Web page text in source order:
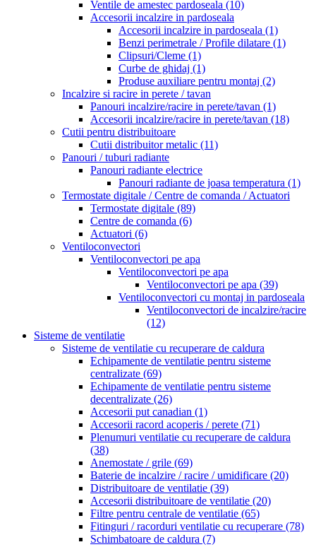
Ventile de amestec pardoseala (10)
Accesorii incalzire in pardoseala
Accesorii incalzire in pardoseala (1)
Benzi perimetrale / Profile dilatare (1)
Clipsuri/Cleme (1)
Curbe de ghidaj (1)
Produse auxiliare pentru montaj (2)
Incalzire si racire in perete / tavan
Panouri incalzire/racire in perete/tavan (1)
Accesorii incalzire/racire in perete/tavan (18)
Cutii pentru distribuitoare
Cutii distribuitor metalic (11)
Panouri / tuburi radiante
Panouri radiante electrice
Panouri radiante de joasa temperatura (1)
Termostate digitale / Centre de comanda / Actuatori
Termostate digitale (89)
Centre de comanda (6)
Actuatori (6)
Ventiloconvectori
Ventiloconvectori pe apa
Ventiloconvectori pe apa
Ventiloconvectori pe apa (39)
Ventiloconvectori cu montaj in pardoseala
Ventiloconvectori de incalzire/racire
(12)
Sisteme de ventilatie
Sisteme de ventilatie cu recuperare de caldura
Echipamente de ventilatie pentru sisteme
centralizate (69)
Echipamente de ventilatie pentru sisteme
decentralizate (26)
Accesorii put canadian (1)
Accesorii racord acoperis / perete (71)
Plenumuri ventilatie cu recuperare de caldura
(38)
Anemostate / grile (69)
Baterie de incalzire / racire / umidificare (20)
Distribuitoare de ventilatie (39)
Accesorii distribuitoare de ventilatie (20)
Filtre pentru centrale de ventilatie (65)
Fitinguri / racorduri ventilatie cu recuperare (78)
Schimbatoare de caldura (7)